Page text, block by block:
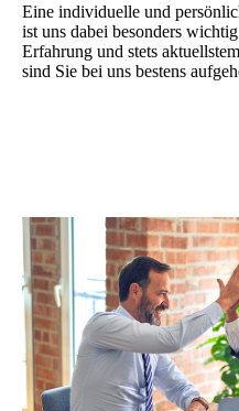
Eine individuelle und
ist uns dabei besonders
Erfahrung und stets
sind Sie bei uns bestens